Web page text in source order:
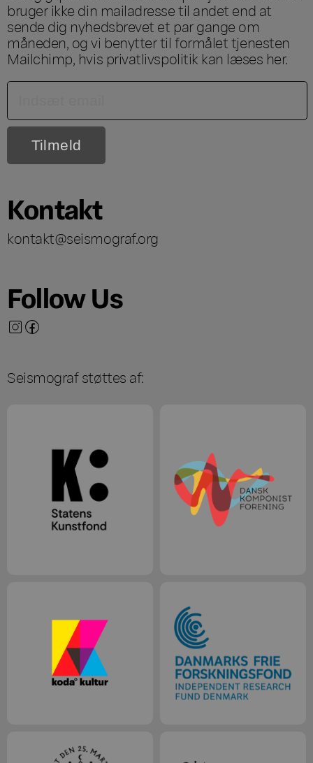
bruger ikke din mailadresse til andet end at
sende dig nyhedsbrevet et par gange om
måneden, og vi benytter til formålet tjenesten
Mailchimp, hvis privatlivspolitik kan læses her.
Kontakt
kontakt@seismograf.org
Follow Us
Seismograf støttes af: